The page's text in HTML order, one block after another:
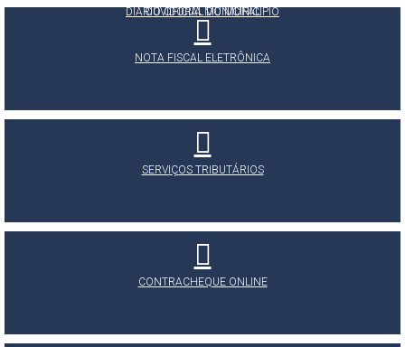
OUVIDORIA MUNICIPAL
DIÁRIO OFICIAL DO MUNICÍPIO
NOTA FISCAL ELETRÔNICA
SERVIÇOS TRIBUTÁRIOS
CONTRACHEQUE ONLINE